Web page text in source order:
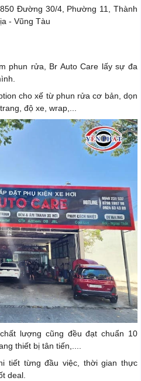
Đường 30/4, Phường 11, Thành
- Vũng Tàu
phun rửa, Br Auto Care lấy sự đa
cho xế từ phun rửa cơ bản, dọn
độ xe, wrap,...
lượng cũng đều đạt chuẩn 10
thiết bị tân tiến,....
tiết từng đầu việc, thời gian thực
deal.